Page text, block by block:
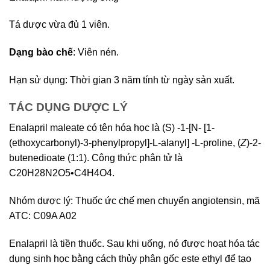
Tá dược vừa đủ 1 viên.
Dạng bào chế: Viên nén.
Hạn sử dụng: Thời gian 3 năm tính từ ngày sản xuất.
TÁC DỤNG DƯỢC LÝ
Enalapril maleate có tên hóa học là (S) -1-[N- [1-
(ethoxycarbonyl)-3-phenylpropyl]-L-alanyl] -L-proline, (Z)-2-
butenedioate (1:1). Công thức phân tử là
C20H28N2O5•C4H4O4.
Nhóm dược lý: Thuốc ức chế men chuyển angiotensin, mã
ATC: C09A A02
Enalapril là tiền thuốc. Sau khi uống, nó được hoạt hóa tác
dụng sinh học bằng cách thủy phân gốc este ethyl để tạo